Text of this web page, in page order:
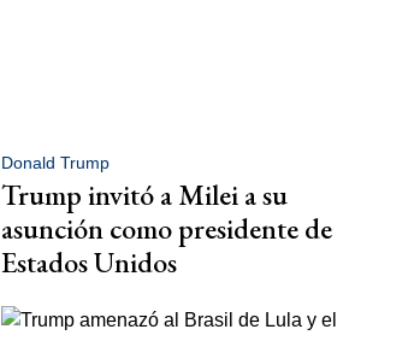
Donald Trump
Trump invitó a Milei a su
asunción como presidente de
Estados Unidos